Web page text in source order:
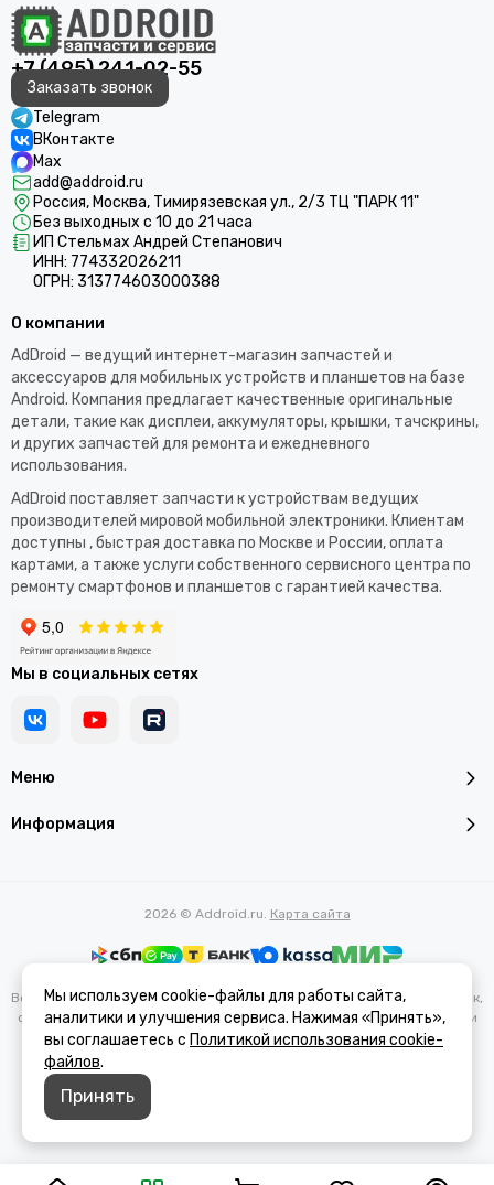
+7 (495) 241-02-55
Заказать звонок
Telegram
ВКонтакте
Max
add@addroid.ru
Россия, Москва, Тимирязевская ул., 2/3 ТЦ "ПАРК 11"
Без выходных с 10 до 21 часа
ИП Стельмах Андрей Степанович
ИНН: 774332026211
ОГРН: 313774603000388
Меню
Информация
О компании
AdDroid — ведущий интернет-магазин запчастей и
аксессуаров для мобильных устройств и планшетов на базе
Android. Компания предлагает качественные оригинальные
детали, такие как дисплеи, аккумуляторы, крышки, тачскрины,
и других запчастей для ремонта и ежедневного
использования.​
AdDroid поставляет запчасти к устройствам ведущих
производителей мировой мобильной электроники. Клиентам
доступны , быстрая доставка по Москве и России, оплата
картами, а также услуги собственного сервисного центра по
ремонту смартфонов и планшетов с гарантией качества.
Мы в социальных сетях
2026 © Addroid.ru. Карта сайта
Вся представленная на сайте информация, касающаяся характеристик,
стоимости товаров и услуг, носит информационный характер и ни при
каких условиях не является публичной офертой, определяемой
положениями Статьи 437(2) Гражданского кодекса РФ.
Мы используем cookie-файлы для работы сайта,
аналитики и улучшения сервиса. Нажимая «Принять»,
вы соглашаетесь с Политикой использования cookie-
файлов.
Принять